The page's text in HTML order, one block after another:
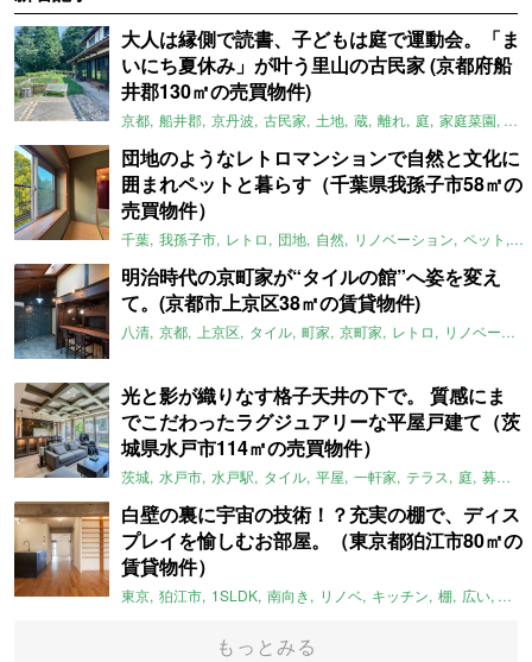
大人は縁側で読書、子どもは庭で運動会。「ま
いにち夏休み」が叶う里山の古民家 (京都府船
井郡130㎡の売買物件)
京都 船井郡 京丹波 古民家 土地 蔵 離れ 庭 家庭菜園 倉
団地のようなレトロマンションで自然と文化に
囲まれペットと暮らす（千葉県我孫子市58㎡の
売買物件）
千葉 我孫子市 レトロ 団地 自然 リノベーション ペット
明治時代の京町家が“タイルの館”へ姿を変え
て。(京都市上京区38㎡の賃貸物件)
八清 京都 上京区 タイル 町家 京町家 レトロ リノベーション
光と影が織りなす格子天井の下で。 質感にま
でこだわったラグジュアリーな平屋戸建て（茨
城県水戸市114㎡の売買物件）
茨城 水戸市 水戸駅 タイル 平屋 一軒家 テラス 庭 募集中
白壁の裏に宇宙の技術！？充実の棚で、ディス
プレイを愉しむお部屋。（東京都狛江市80㎡の
賃貸物件）
東京 狛江市 1SLDK 南向き リノベ キッチン 棚 広い ガイ
もっとみる